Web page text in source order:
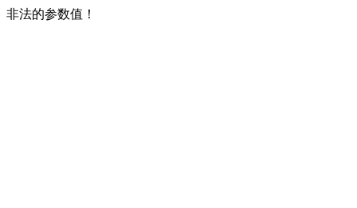
非法的参数值！